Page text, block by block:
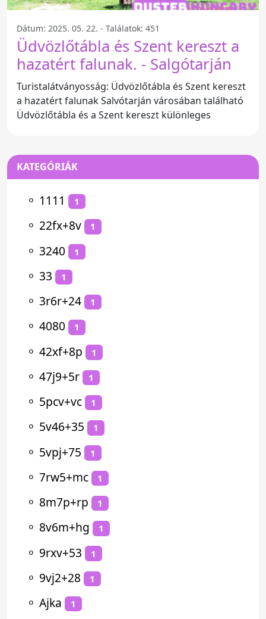
Dátum: 2025. 05. 22. - Találatok: 451
Üdvözlőtábla és Szent kereszt a
hazatért falunak. - Salgótarján
Turistalátványosság: Üdvözlőtábla és Szent kereszt
a hazatért falunak Salvótarján városában található
Üdvözlőtábla és a Szent kereszt különleges
KATEGÓRIÁK
⚬ 1111 1
⚬ 22fx+8v 1
⚬ 3240 1
⚬ 33 1
⚬ 3r6r+24 1
⚬ 4080 1
⚬ 42xf+8p 1
⚬ 47j9+5r 1
⚬ 5pcv+vc 1
⚬ 5v46+35 1
⚬ 5vpj+75 1
⚬ 7rw5+mc 1
⚬ 8m7p+rp 1
⚬ 8v6m+hg 1
⚬ 9rxv+53 1
⚬ 9vj2+28 1
⚬ Ajka 1